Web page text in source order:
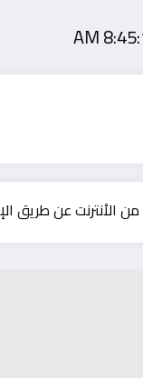
من الأنترنت عن طريق